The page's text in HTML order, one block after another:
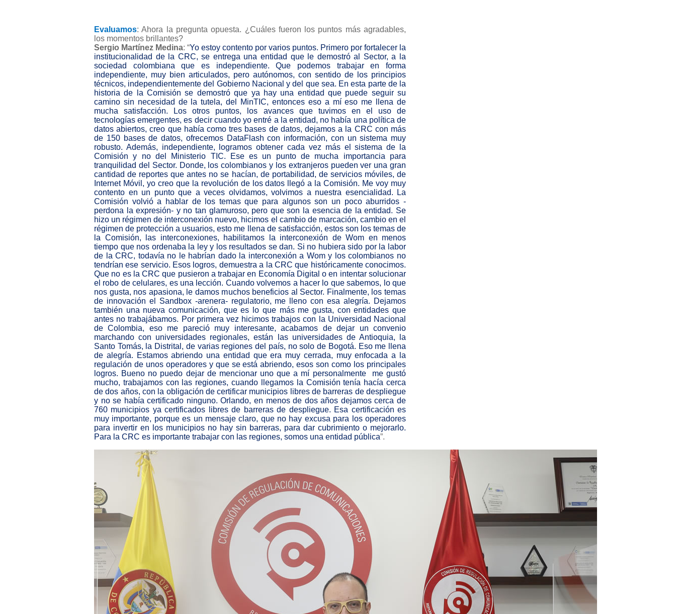
Evaluamos: Ahora la pregunta opuesta. ¿Cuáles fueron los puntos más agradables,
los momentos brillantes?
Sergio Martínez Medina: “Yo estoy contento por varios puntos. Primero por fortalecer la
institucionalidad de la CRC, se entrega una entidad que le demostró al Sector, a la
sociedad colombiana que es independiente. Que podemos trabajar en forma
independiente, muy bien articulados, pero autónomos, con sentido de los principios
técnicos, independientemente del Gobierno Nacional y del que sea. En esta parte de la
historia de la Comisión se demostró que ya hay una entidad que puede seguir su
camino sin necesidad de la tutela, del MinTIC, entonces eso a mí eso me llena de
mucha satisfacción. Los otros puntos, los avances que tuvimos en el uso de
tecnologías emergentes, es decir cuando yo entré a la entidad, no había una política de
datos abiertos, creo que había como tres bases de datos, dejamos a la CRC con más
de 150 bases de datos, ofrecemos DataFlash con información, con un sistema muy
robusto. Además, independiente, logramos obtener cada vez más el sistema de la
Comisión y no del Ministerio TIC. Ese es un punto de mucha importancia para
tranquilidad del Sector. Donde, los colombianos y los extranjeros pueden ver una gran
cantidad de reportes que antes no se hacían, de portabilidad, de servicios móviles, de
Internet Móvil, yo creo que la revolución de los datos llegó a la Comisión. Me voy muy
contento en un punto que a veces olvidamos, volvimos a nuestra esencialidad. La
Comisión volvió a hablar de los temas que para algunos son un poco aburridos -
perdona la expresión- y no tan glamuroso, pero que son la esencia de la entidad. Se
hizo un régimen de interconexión nuevo, hicimos el cambio de marcación, cambio en el
régimen de protección a usuarios, esto me llena de satisfacción, estos son los temas de
la Comisión, las interconexiones, habilitamos la interconexión de Wom en menos
tiempo que nos ordenaba la ley y los resultados se dan. Si no hubiera sido por la labor
de la CRC, todavía no le habrían dado la interconexión a Wom y los colombianos no
tendrían ese servicio. Esos logros, demuestra a la CRC que históricamente conocimos.
Que no es la CRC que pusieron a trabajar en Economía Digital o en intentar solucionar
el robo de celulares, es una lección. Cuando volvemos a hacer lo que sabemos, lo que
nos gusta, nos apasiona, le damos muchos beneficios al Sector. Finalmente, los temas
de innovación el Sandbox -arenera- regulatorio, me lleno con esa alegría. Dejamos
también una nueva comunicación, que es lo que más me gusta, con entidades que
antes no trabajábamos. Por primera vez hicimos trabajos con la Universidad Nacional
de Colombia, eso me pareció muy interesante, acabamos de dejar un convenio
marchando con universidades regionales, están las universidades de Antioquia, la
Santo Tomás, la Distrital, de varias regiones del país, no solo de Bogotá. Eso me llena
de alegría. Estamos abriendo una entidad que era muy cerrada, muy enfocada a la
regulación de unos operadores y que se está abriendo, esos son como los principales
logros. Bueno no puedo dejar de mencionar uno que a mí personalmente me gustó
mucho, trabajamos con las regiones, cuando llegamos la Comisión tenía hacía cerca
de dos años, con la obligación de certificar municipios libres de barreras de despliegue
y no se había certificado ninguno. Orlando, en menos de dos años dejamos cerca de
760 municipios ya certificados libres de barreras de despliegue. Esa certificación es
muy importante, porque es un mensaje claro, que no hay excusa para los operadores
para invertir en los municipios no hay sin barreras, para dar cubrimiento o mejorarlo.
Para la CRC es importante trabajar con las regiones, somos una entidad pública”.